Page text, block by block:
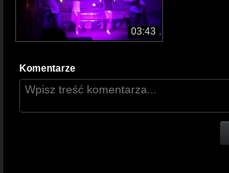
03:43
Komentarze